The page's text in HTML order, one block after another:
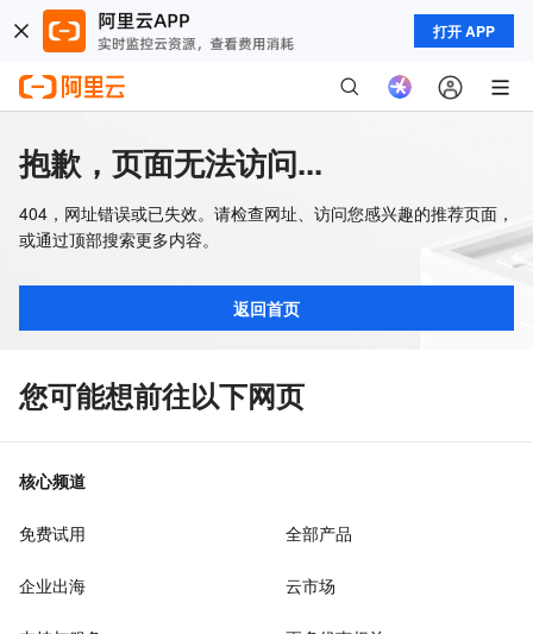
打开 APP
抱歉，页面无法访问...
404，网址错误或已失效。请检查网址、访问您感兴趣的推荐页面，
或通过顶部搜索更多内容。
返回首页
您可能想前往以下网页
核心频道
免费试用 全部产品
企业出海 云市场